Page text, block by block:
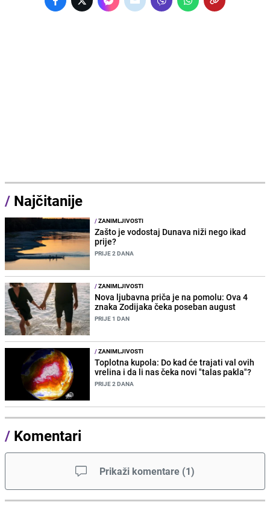
/ Najčitanije
/ZANIMLJIVOSTI
Zašto je vodostaj Dunava niži nego ikad
prije?
PRIJE 2 DANA
/ZANIMLJIVOSTI
Nova ljubavna priča je na pomolu: Ova 4
znaka Zodijaka čeka poseban august
PRIJE 1 DAN
/ZANIMLJIVOSTI
Toplotna kupola: Do kad će trajati val ovih
vrelina i da li nas čeka novi "talas pakla"?
PRIJE 2 DANA
/ Komentari
Prikaži komentare (1)